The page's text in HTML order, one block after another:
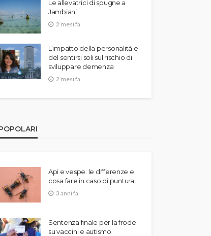
Le allevatrici di spugne a
Jambiani
2 mesi fa
L’impatto della personalità e
del sentirsi soli sul rischio di
sviluppare demenza
2 mesi fa
Api e vespe: le differenze e
cosa fare in caso di puntura
3 anni fa
Sentenza finale per la frode
su vaccini e autismo